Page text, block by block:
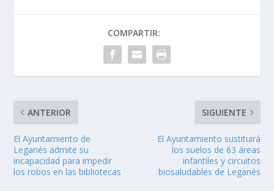
COMPARTIR:
ANTERIOR
El Ayuntamiento de
Leganés admite su
incapacidad para impedir
los robos en las bibliotecas
SIGUIENTE
El Ayuntamiento sustituirá
los suelos de 63 áreas
infantiles y circuitos
biosaludables de Leganés